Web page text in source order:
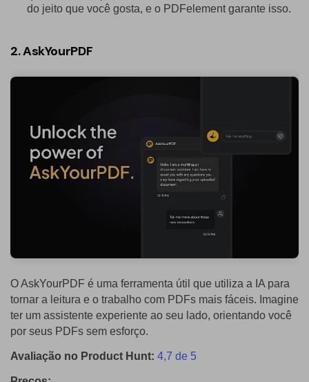
do jeito que você gosta, e o PDFelement garante isso.
2. AskYourPDF
O AskYourPDF é uma ferramenta útil que utiliza a IA para
tornar a leitura e o trabalho com PDFs mais fáceis. Imagine
ter um assistente experiente ao seu lado, orientando você
por seus PDFs sem esforço.
Avaliação no Product Hunt: 4,7 de 5